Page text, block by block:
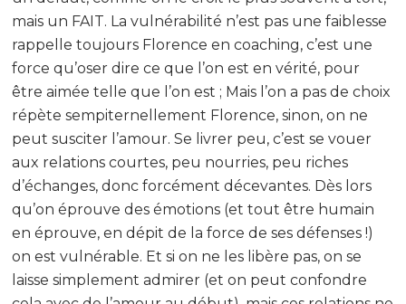
mais un FAIT. La vulnérabilité n’est pas une faiblesse
rappelle toujours Florence en coaching, c’est une
force qu’oser dire ce que l’on est en vérité, pour
être aimée telle que l’on est ; Mais l’on a pas de choix
répète sempiternellement Florence, sinon, on ne
peut susciter l’amour. Se livrer peu, c’est se vouer
aux relations courtes, peu nourries, peu riches
d’échanges, donc forcément décevantes. Dès lors
qu’on éprouve des émotions (et tout être humain
en éprouve, en dépit de la force de ses défenses !)
on est vulnérable. Et si on ne les libère pas, on se
laisse simplement admirer (et on peut confondre